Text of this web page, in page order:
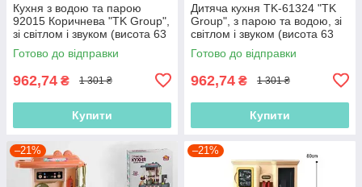
Кухня з водою та парою
92015 Коричнева "TK Group",
зі світлом і звуком (висота 63
см)
Готово до відправки
962,74 ₴ 1 301 ₴
Купити
Дитяча кухня TK-61324 "TK
Group", з парою та водою, зі
світлом і звуком (висота 63
см), 42 елементи
Готово до відправки
962,74 ₴ 1 301 ₴
Купити
–21% –21%